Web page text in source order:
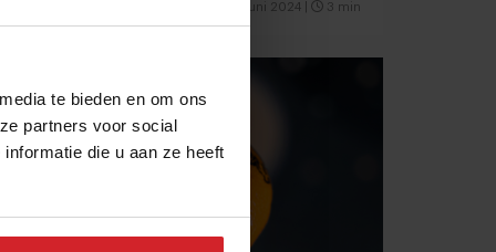
te bieden en om ons
partners voor social
die u aan ze heeft
4 juni 2024 3 min